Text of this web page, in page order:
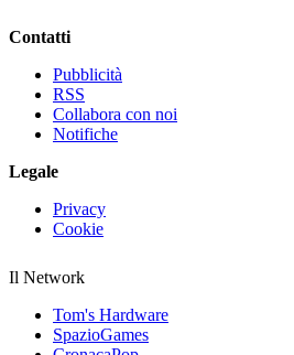
Contatti
Pubblicità
RSS
Collabora con noi
Notifiche
Legale
Privacy
Cookie
Il Network
Tom's Hardware
SpazioGames